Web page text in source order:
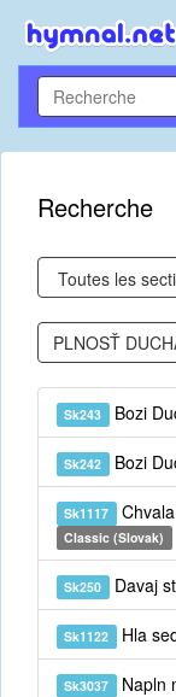
Recherche
Sk243 Bozi
Sk242 Bozi
Sk1117 Chvala
Classic (Slovak)
Sk250 Davaj
Sk1122 Hla
Sk3037 Napln